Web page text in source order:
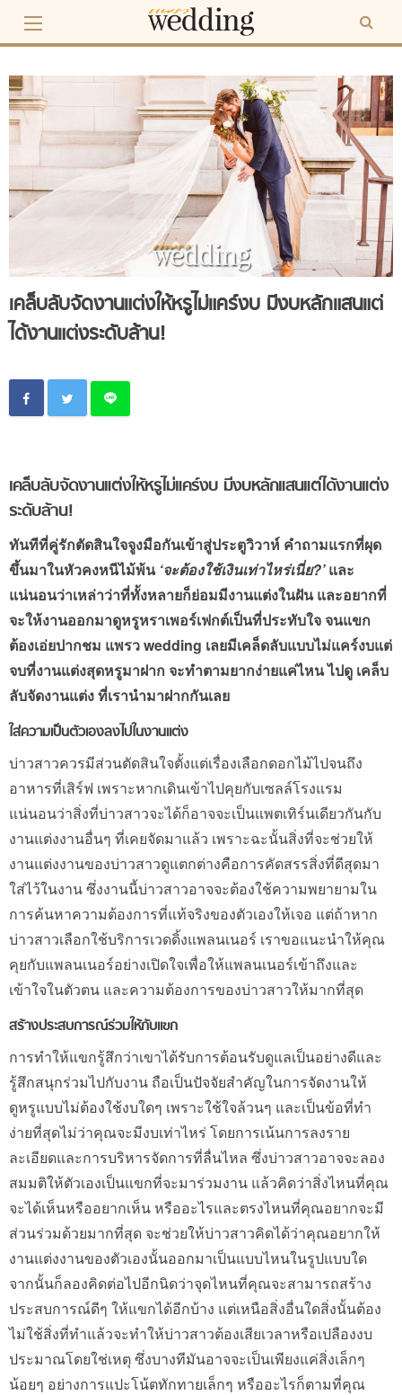
content
เคล็บลับจัดงานแต่งให้หรูไม่แคร์งบ มีงบหลักแสนแต่
ได้งานแต่งระดับล้าน!
เคล็บลับจัดงานแต่งให้หรูไม่แคร์งบ มีงบหลักแสนแต่ได้งานแต่ง
ระดับล้าน!
ทันทีที่คู่รักตัดสินใจจูงมือกันเข้าสู่ประตูวิวาห์ คำถามแรกที่ผุด
ขึ้นมาในหัวคงหนีไม้พ้น ‘จะต้องใช้เงินเท่าไหร่เนี่ย?’ และ
แน่นอนว่าเหล่าว่าที่ทั้งหลายก็ย่อมมีงานแต่งในฝัน และอยากที่
จะให้งานออกมาดูหรูหราเพอร์เฟกต์เป็นที่ประทับใจ จนแขก
ต้องเอ่ยปากชม แพรว wedding เลยมีเคล็ดลับแบบไม่แคร์งบแต่
จบที่งานแต่งสุดหรูมาฝาก จะทำตามยากง่ายแค่ไหน ไปดู เคล็บ
ลับจัดงานแต่ง ที่เรานำมาฝากกันเลย
ใส่ความเป็นตัวเองลงไปในงานแต่ง
บ่าวสาวควรมีส่วนตัดสินใจตั้งแต่เรื่องเลือกดอกไม้ไปจนถึง
อาหารที่เสิร์ฟ เพราะหากเดินเข้าไปคุยกับเซลล์โรงแรม
แน่นอนว่าสิ่งที่บ่าวสาวจะได้ก็อาจจะเป็นแพตเทิร์นเดียวกันกับ
งานแต่งงานอื่นๆ ที่เคยจัดมาแล้ว เพราะฉะนั้นสิ่งที่จะช่วยให้
งานแต่งงานของบ่าวสาวดูแตกต่างคือการคัดสรรสิ่งที่ดีสุดมา
ใส่ไว้ในงาน ซึ่งงานนี้บ่าวสาวอาจจะต้องใช้ความพยายามใน
การค้นหาความต้องการที่แท้จริงของตัวเองให้เจอ แต่ถ้าหาก
บ่าวสาวเลือกใช้บริการเวดดิ้งแพลนเนอร์ เราขอแนะนำให้คุณ
คุยกับแพลนเนอร์อย่างเปิดใจเพื่อให้แพลนเนอร์เข้าถึงและ
เข้าใจในตัวตน และความต้องการของบ่าวสาวให้มากที่สุด
สร้างประสบการณ์ร่วมให้กับแขก
การทำให้แขกรู้สึกว่าเขาได้รับการต้อนรับดูแลเป็นอย่างดีและ
รู้สึกสนุกร่วมไปกับงาน ถือเป็นปัจจัยสำคัญในการจัดงานให้
ดูหรูแบบไม่ต้องใช้งบใดๆ เพราะใช้ใจล้วนๆ และเป็นข้อที่ทำ
ง่ายที่สุดไม่ว่าคุณจะมีงบเท่าไหร่ โดยการเน้นการลงราย
ละเอียดและการบริหารจัดการที่ลื่นไหล ซึ่งบ่าวสาวอาจจะลอง
สมมติให้ตัวเองเป็นแขกที่จะมาร่วมงาน แล้วคิดว่าสิ่งไหนที่คุณ
จะได้เห็นหรืออยากเห็น หรืออะไรและตรงไหนที่คุณอยากจะมี
ส่วนร่วมด้วยมากที่สุด จะช่วยให้บ่าวสาวคิดได้ว่าคุณอยากให้
งานแต่งงานของตัวเองนั้นออกมาเป็นแบบไหนในรูปแบบใด
จากนั้นก็ลองคิดต่อไปอีกนิดว่าจุดไหนที่คุณจะสามารถสร้าง
ประสบการณ์ดีๆ ให้แขกได้อีกบ้าง แต่เหนือสิ่งอื่นใดสิ่งนั้นต้อง
ไม่ใช้สิ่งที่ทำแล้วจะทำให้บ่าวสาวต้องเสียเวลาหรือเปลืองงบ
ประมาณโดยใช่เหตุ ซึ่งบางทีมันอาจจะเป็นเพียงแค่สิ่งเล็กๆ
น้อยๆ อย่างการแปะโน้ตทักทายเล็กๆ หรืออะไรก็ตามที่คุณ